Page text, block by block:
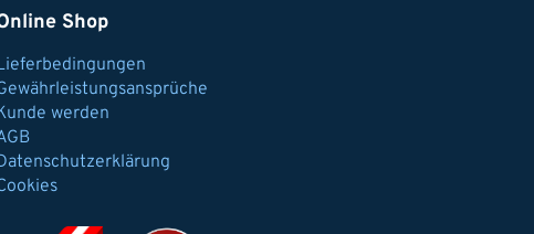
Shop
werden